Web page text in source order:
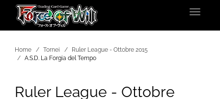
Toggle
Home Tornei
Ruler League - Ottobre 2015
A.S.D. La Forgia del Tempo
Ruler League - Ottobre